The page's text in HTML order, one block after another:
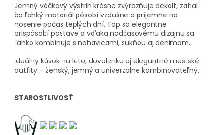
Jemný véčkový výstrih krásne zvýrazňuje dekolt, zatiaľ
čo ľahký materiál pôsobí vzdušne a príjemne na
nosenie počas teplých dní. Top sa elegantne
prispôsobí postave a vďaka nadčasovému dizajnu sa
ľahko kombinuje s nohavicami, sukňou aj denimom.
Ideálny kúsok na leto, dovolenku aj elegantné mestské
outfity – ženský, jemný a univerzálne kombinovateľný.
STAROSTLIVOSŤ